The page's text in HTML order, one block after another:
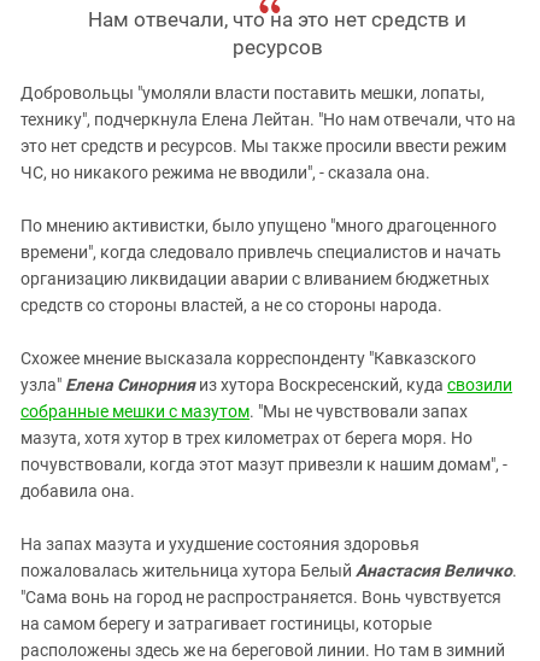
Нам отвечали, что на это нет средств и
ресурсов
Добровольцы "умоляли власти поставить мешки, лопаты,
технику", подчеркнула Елена Лейтан. "Но нам отвечали, что на
это нет средств и ресурсов. Мы также просили ввести режим
ЧС, но никакого режима не вводили", - сказала она.
По мнению активистки, было упущено "много драгоценного
времени", когда следовало привлечь специалистов и начать
организацию ликвидации аварии с вливанием бюджетных
средств со стороны властей, а не со стороны народа.
Схожее мнение высказала корреспонденту "Кавказского
узла" Елена Синорнияиз хутора Воскресенский, куда свозили
собранные мешки с мазутом. "Мы не чувствовали запах
мазута, хотя хутор в трех километрах от берега моря. Но
почувствовали, когда этот мазут привезли к нашим домам", -
добавила она.
На запах мазута и ухудшение состояния здоровья
пожаловалась жительница хутора Белый Анастасия Величко.
"Сама вонь на город не распространяется. Вонь чувствуется
на самом берегу и затрагивает гостиницы, которые
расположены здесь же на береговой линии. Но там в зимний